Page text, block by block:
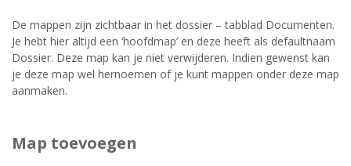
De mappen zijn zichtbaar in het dossier – tabblad Documenten.
Je hebt hier altijd een ‘hoofdmap’ en deze heeft als defaultnaam
Dossier. Deze map kan je niet verwijderen. Indien gewenst kan
je deze map wel hernoemen of je kunt mappen onder deze map
aanmaken.
Map toevoegen